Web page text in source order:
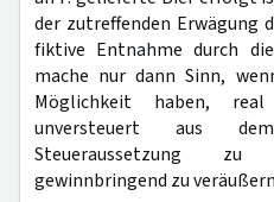
der zutreffenden Erwägung
fiktive Entnahme durch
mache nur dann Sinn,
Möglichkeit haben,
unversteuert aus
Steueraussetzung
gewinnbringend zu veräußern